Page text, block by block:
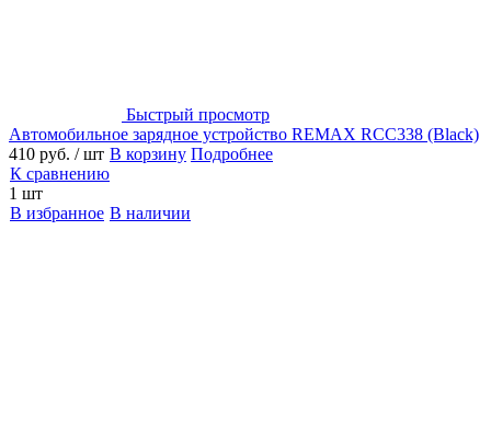
Быстрый просмотр
Автомобильное зарядное устройство REMAX RCC338 (Black)
410 руб. / шт В корзину Подробнее
К сравнению
1 шт
В избранное В наличии